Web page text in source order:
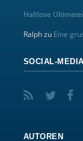
Haltlose
Ralphzu Eine
SOCIAL-MEDIA
AUTOREN